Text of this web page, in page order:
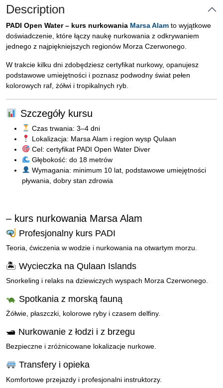
Description
PADI Open Water – kurs nurkowania Marsa Alam to wyjątkowe
doświadczenie, które łączy naukę nurkowania z odkrywaniem
jednego z najpiękniejszych regionów Morza Czerwonego.
W trakcie kilku dni zdobędziesz certyfikat nurkowy, opanujesz
podstawowe umiejętności i poznasz podwodny świat pełen
kolorowych raf, żółwi i tropikalnych ryb.
Szczegóły kursu
Czas trwania: 3–4 dni
Lokalizacja: Marsa Alam i region wysp Qulaan
Cel: certyfikat PADI Open Water Diver
Głębokość: do 18 metrów
Wymagania: minimum 10 lat, podstawowe umiejętności
pływania, dobry stan zdrowia
– kurs nurkowania Marsa Alam
Profesjonalny kurs PADI
Teoria, ćwiczenia w wodzie i nurkowania na otwartym morzu.
🏝 Wycieczka na Qulaan Islands
Snorkeling i relaks na dziewiczych wyspach Morza Czerwonego.
Spotkania z morską fauną
Żółwie, płaszczki, kolorowe ryby i czasem delfiny.
🛥 Nurkowanie z łodzi i z brzegu
Bezpieczne i zróżnicowane lokalizacje nurkowe.
Transfery i opieka
Komfortowe przejazdy i profesjonalni instruktorzy.